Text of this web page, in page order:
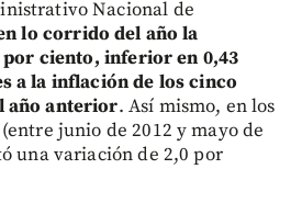
Nacional de
lo corrido del año la
por ciento, inferior en 0,43
a la inflación de los cinco
año anterior. Así mismo, en los
junio de 2012 y mayo de
una variación de 2,0 por